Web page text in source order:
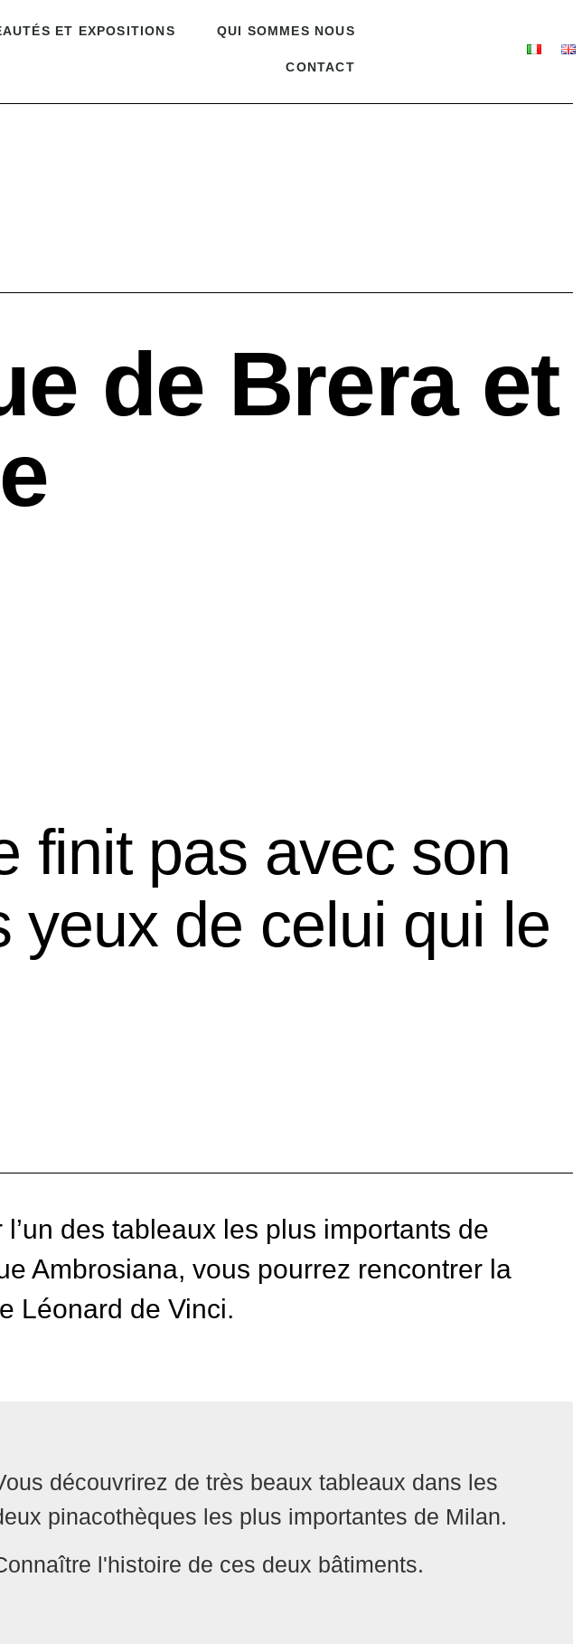
ET EXPOSITIONS QUI SOMMES NOUS
CONTACT
de Brera et
finit pas avec son
yeux de celui qui le
des tableaux les plus importants de
Ambrosiana, vous pourrez rencontrer la
Léonard de Vinci.
découvrirez de très beaux tableaux dans les
pinacothèques les plus importantes de Milan.
l'histoire de ces deux bâtiments.